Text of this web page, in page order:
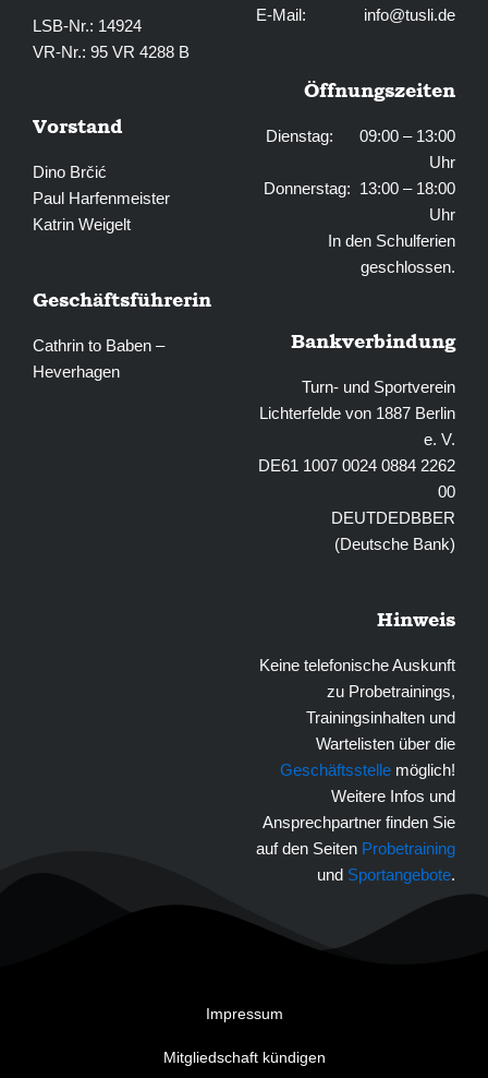
LSB-Nr.: 14924
VR-Nr.: 95 VR 4288 B
Vorstand
Dino Brčić
Paul Harfenmeister
Katrin Weigelt
Geschäftsführerin
Cathrin to Baben –
Heverhagen
E-Mail: info@tusli.de
Öffnungszeiten
Dienstag: 09:00 – 13:00
Uhr
Donnerstag: 13:00 – 18:00
Uhr
In den Schulferien
geschlossen.
Bankverbindung
Turn- und Sportverein
Lichterfelde von 1887 Berlin
e. V.
DE61 1007 0024 0884 2262
00
DEUTDEDBBER
(Deutsche Bank)
Hinweis
Keine telefonische Auskunft
zu Probetrainings,
Trainingsinhalten und
Wartelisten über die
Geschäftsstelle möglich!
Weitere Infos und
Ansprechpartner finden Sie
auf den Seiten Probetraining
und Sportangebote.
Impressum
Mitgliedschaft kündigen